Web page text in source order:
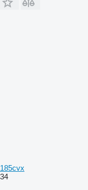
185cvx
34